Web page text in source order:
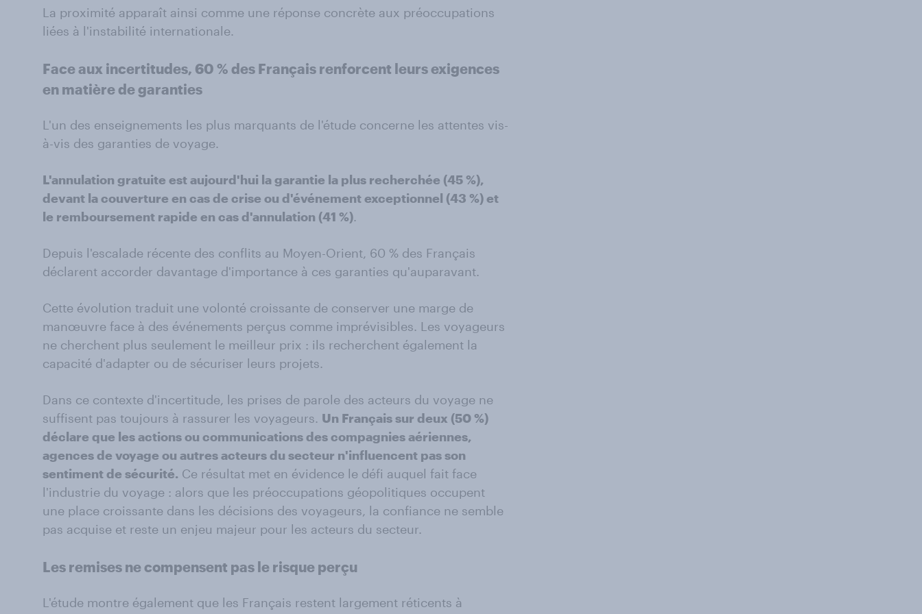
La proximité apparaît ainsi comme une réponse concrète aux préoccupations
liées à l'instabilité internationale.
Face aux incertitudes, 60 % des Français renforcent leurs exigences
en matière de garanties
L'un des enseignements les plus marquants de l'étude concerne les attentes vis-
à-vis des garanties de voyage.
L'annulation gratuite est aujourd'hui la garantie la plus recherchée (45 %),
devant la couverture en cas de crise ou d'événement exceptionnel (43 %) et
le remboursement rapide en cas d'annulation (41 %).
Depuis l'escalade récente des conflits au Moyen-Orient, 60 % des Français
déclarent accorder davantage d'importance à ces garanties qu'auparavant.
Cette évolution traduit une volonté croissante de conserver une marge de
manœuvre face à des événements perçus comme imprévisibles. Les voyageurs
ne cherchent plus seulement le meilleur prix : ils recherchent également la
capacité d'adapter ou de sécuriser leurs projets.
Dans ce contexte d'incertitude, les prises de parole des acteurs du voyage ne
suffisent pas toujours à rassurer les voyageurs. Un Français sur deux (50 %)
déclare que les actions ou communications des compagnies aériennes,
agences de voyage ou autres acteurs du secteur n'influencent pas son
sentiment de sécurité. Ce résultat met en évidence le défi auquel fait face
l'industrie du voyage : alors que les préoccupations géopolitiques occupent
une place croissante dans les décisions des voyageurs, la confiance ne semble
pas acquise et reste un enjeu majeur pour les acteurs du secteur.
Les remises ne compensent pas le risque perçu
L'étude montre également que les Français restent largement réticents à